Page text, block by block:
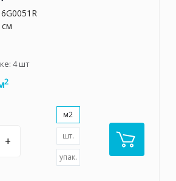
4шт
2
+
м2
шт.
упак.